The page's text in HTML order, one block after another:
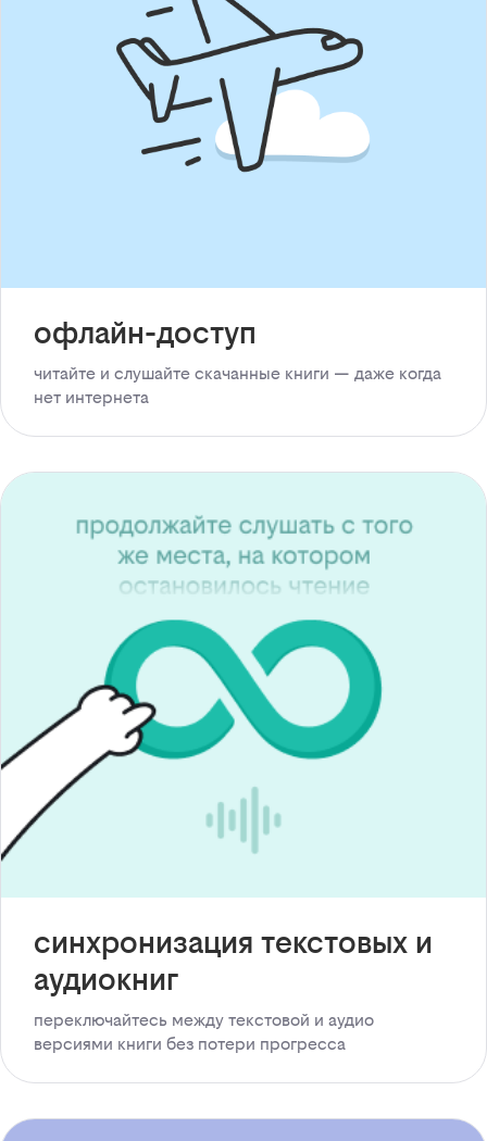
офлайн-доступ
читайте и слушайте скачанные книги — даже когда
нет интернета
синхронизация текстовых и
аудиокниг
переключайтесь между текстовой и аудио
версиями книги без потери прогресса